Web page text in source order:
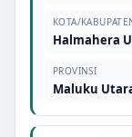
KOTA/
Halmahera
PROVINSI
Maluku